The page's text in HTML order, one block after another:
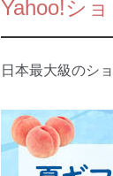
Yahoo!シ
日本最大級のシ